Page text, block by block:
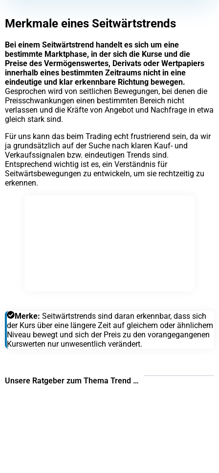
Merkmale eines Seitwärtstrends
Bei einem Seitwärtstrend handelt es sich um eine
bestimmte Marktphase, in der sich die Kurse und die
Preise des Vermögenswertes, Derivats oder Wertpapiers
innerhalb eines bestimmten Zeitraums nicht in eine
eindeutige und klar erkennbare Richtung bewegen.
Gesprochen wird von seitlichen Bewegungen, bei denen die
Preisschwankungen einen bestimmten Bereich nicht
verlassen und die Kräfte von Angebot und Nachfrage in etwa
gleich stark sind.
Für uns kann das beim Trading echt frustrierend sein, da wir
ja grundsätzlich auf der Suche nach klaren Kauf- und
Verkaufssignalen bzw. eindeutigen Trends sind.
Entsprechend wichtig ist es, ein Verständnis für
Seitwärtsbewegungen zu entwickeln, um sie rechtzeitig zu
erkennen.
Merke: Seitwärtstrends sind daran erkennbar, dass sich
der Kurs über eine längere Zeit auf gleichem oder ähnlichem
Niveau bewegt und sich der Preis zu den vorangegangenen
Kurswerten nur unwesentlich verändert.
Unsere Ratgeber zum Thema Trend …